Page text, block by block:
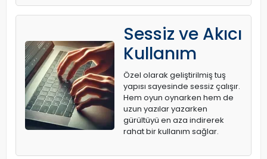
Sessiz ve Akıcı
Kullanım
Özel olarak geliştirilmiş tuş
yapısı sayesinde sessiz çalışır.
Hem oyun oynarken hem de
uzun yazılar yazarken
gürültüyü en aza indirerek
rahat bir kullanım sağlar.